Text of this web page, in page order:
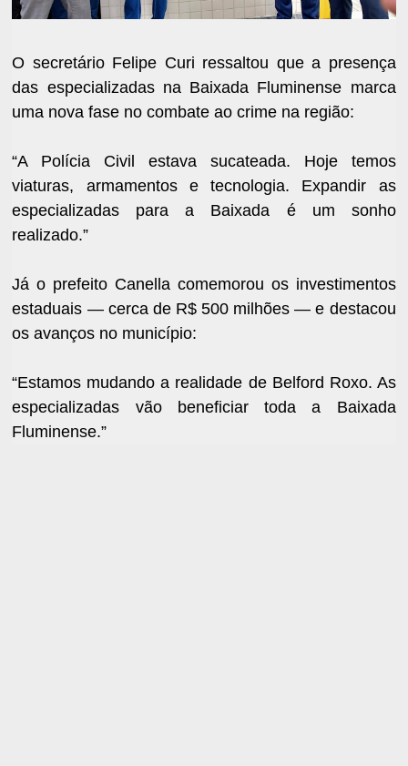
O secretário Felipe Curi ressaltou que a presença
das especializadas na Baixada Fluminense marca
uma nova fase no combate ao crime na região:
“A Polícia Civil estava sucateada. Hoje temos
viaturas, armamentos e tecnologia. Expandir as
especializadas para a Baixada é um sonho
realizado.”
Já o prefeito Canella comemorou os investimentos
estaduais — cerca de R$ 500 milhões — e destacou
os avanços no município:
“Estamos mudando a realidade de Belford Roxo. As
especializadas vão beneficiar toda a Baixada
Fluminense.”